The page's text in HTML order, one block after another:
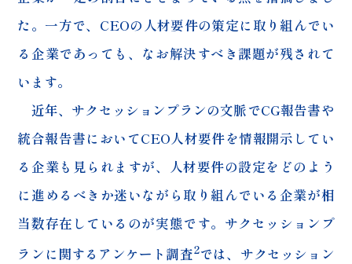
た。一方で、CEOの人材要件の策定に取り組んでい
る企業であっても、なお解決すべき課題が残されて
います。
近年、サクセッションプランの文脈でCG報告書や
統合報告書においてCEO人材要件を情報開示してい
る企業も見られますが、人材要件の設定をどのよう
に進めるべきか迷いながら取り組んでいる企業が相
当数存在しているのが実態です。サクセッションプ
ランに関するアンケート調査2では、サクセッション